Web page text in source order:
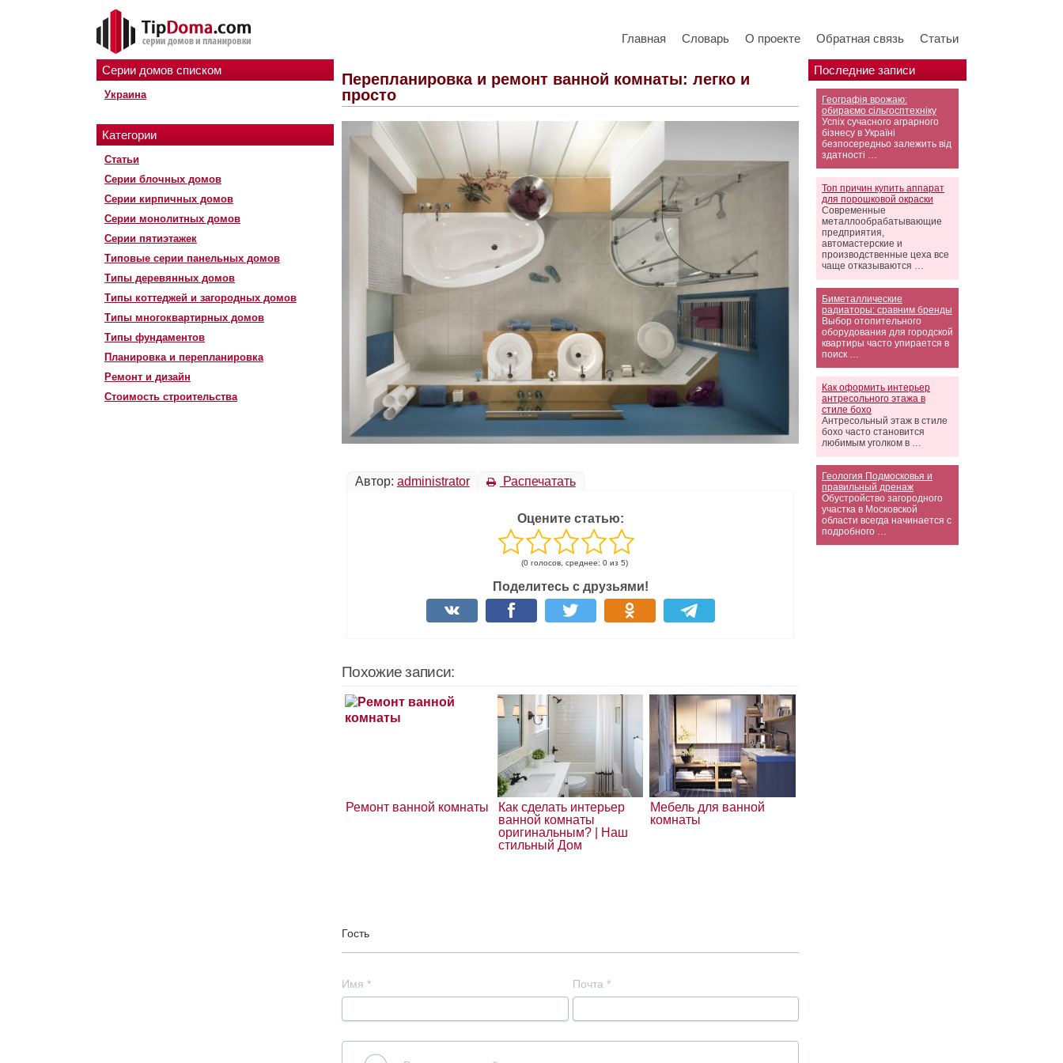
Главная Словарь О проекте Обратная связь Статьи
Серии домов списком
Украина
Категории
Статьи
Серии блочных домов
Серии кирпичных домов
Серии монолитных домов
Серии пятиэтажек
Типовые серии панельных домов
Типы деревянных домов
Типы коттеджей и загородных домов
Типы многоквартирных домов
Типы фундаментов
Планировка и перепланировка
Ремонт и дизайн
Стоимость строительства
Последние записи
Географія врожаю:
обираємо сільгосптехніку
Успіх сучасного аграрного
бізнесу в Україні
безпосередньо залежить від
здатності …
Топ причин купить аппарат
для порошковой окраски
Современные
металлообрабатывающие
предприятия,
автомастерские и
производственные цеха все
чаще отказываются …
Биметаллические
радиаторы: сравним бренды
Выбор отопительного
оборудования для городской
квартиры часто упирается в
поиск …
Как оформить интерьер
антресольного этажа в
стиле бохо
Антресольный этаж в стиле
бохо часто становится
любимым уголком в …
Геология Подмосковья и
правильный дренаж
Обустройство загородного
участка в Московской
области всегда начинается с
подробного …
Перепланировка и ремонт ванной комнаты: легко и
просто
Автор: administrator Распечатать
Оцените статью:
(0 голосов, среднее: 0 из 5)
Поделитесь с друзьями!
Похожие записи:
Ремонт ванной комнаты
Как сделать интерьер
ванной комнаты
оригинальным? | Наш
стильный Дом
Мебель для ванной
комнаты
Гость
Имя * Почта *